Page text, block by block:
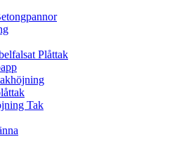
Plåttak
Tak